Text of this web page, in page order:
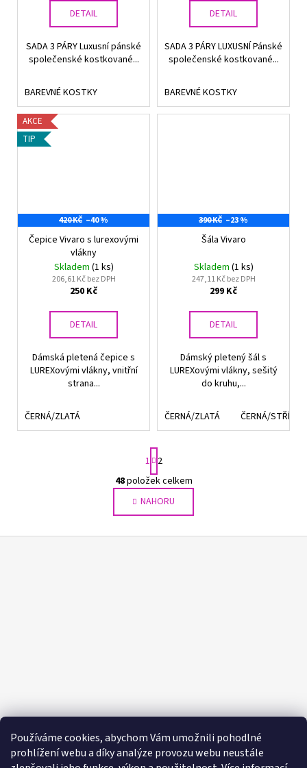
Používáme cookies, abychom Vám umožnili pohodlné
prohlížení webu a díky analýze provozu webu neustále
DETAIL
SADA 3 PÁRY Luxusní pánské
společenské kostkované...
BAREVNÉ KOSTKY
DETAIL
SADA 3 PÁRY LUXUSNÍ Pánské
společenské kostkované...
BAREVNÉ KOSTKY
AKCE
TIP
420 KČ –40 %
Čepice Vivaro s lurexovými
vlákny
Skladem (1 ks)
206,61 Kč bez DPH
250 Kč
DETAIL
Dámská pletená čepice s
LUREXovými vlákny, vnitřní
strana...
ČERNÁ/ZLATÁ
390 KČ –23 %
Šála Vivaro
Skladem (1 ks)
247,11 Kč bez DPH
299 Kč
DETAIL
Dámský pletený šál s
LUREXovými vlákny, sešitý
do kruhu,...
ČERNÁ/ZLATÁ ČERNÁ/
O
v
l
á
p
s
u
S
t
r
á
n
k
1
2
48položek celkem
NAHORU